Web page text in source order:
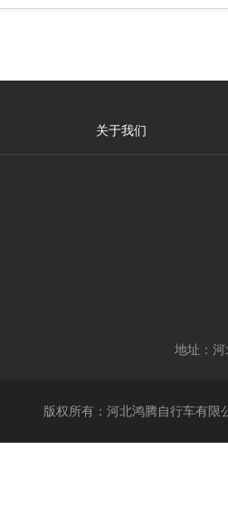
关于我们
地址：
版权所有：河北鸿腾自行车有